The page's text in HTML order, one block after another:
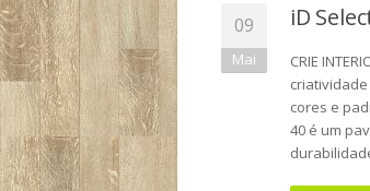
09
Mai
iD
CRIE
cores e
40 é um